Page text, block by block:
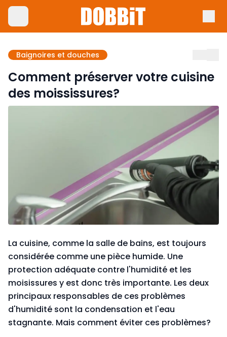
Baignoires et douches
Comment préserver votre cuisine
des moississures?
La cuisine, comme la salle de bains, est toujours
considérée comme une pièce humide. Une
protection adéquate contre l'humidité et les
moisissures y est donc très importante. Les deux
principaux responsables de ces problèmes
d'humidité sont la condensation et l'eau
stagnante. Mais comment éviter ces problèmes?